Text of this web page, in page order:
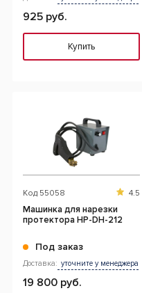
925 руб.
Купить
Код 55058 4.5
Машинка для нарезки
протектора HP-DH-212
Под заказ
Доставка: уточните у менеджера
19 800 руб.